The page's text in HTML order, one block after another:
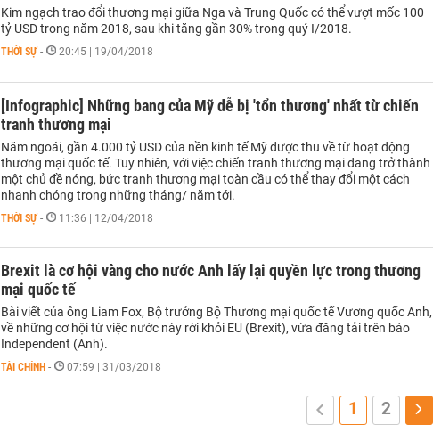
Kim ngạch trao đổi thương mại giữa Nga và Trung Quốc có thể vượt mốc 100
tỷ USD trong năm 2018, sau khi tăng gần 30% trong quý I/2018.
THỜI SỰ - 20:45 | 19/04/2018
[Infographic] Những bang của Mỹ dễ bị 'tổn thương' nhất từ chiến
tranh thương mại
Năm ngoái, gần 4.000 tỷ USD của nền kinh tế Mỹ được thu về từ hoạt động
thương mại quốc tế. Tuy nhiên, với việc chiến tranh thương mại đang trở thành
một chủ đề nóng, bức tranh thương mại toàn cầu có thể thay đổi một cách
nhanh chóng trong những tháng/ năm tới.
THỜI SỰ - 11:36 | 12/04/2018
Brexit là cơ hội vàng cho nước Anh lấy lại quyền lực trong thương
mại quốc tế
Bài viết của ông Liam Fox, Bộ trưởng Bộ Thương mại quốc tế Vương quốc Anh,
về những cơ hội từ việc nước này rời khỏi EU (Brexit), vừa đăng tải trên báo
Independent (Anh).
TÀI CHÍNH - 07:59 | 31/03/2018
1 2